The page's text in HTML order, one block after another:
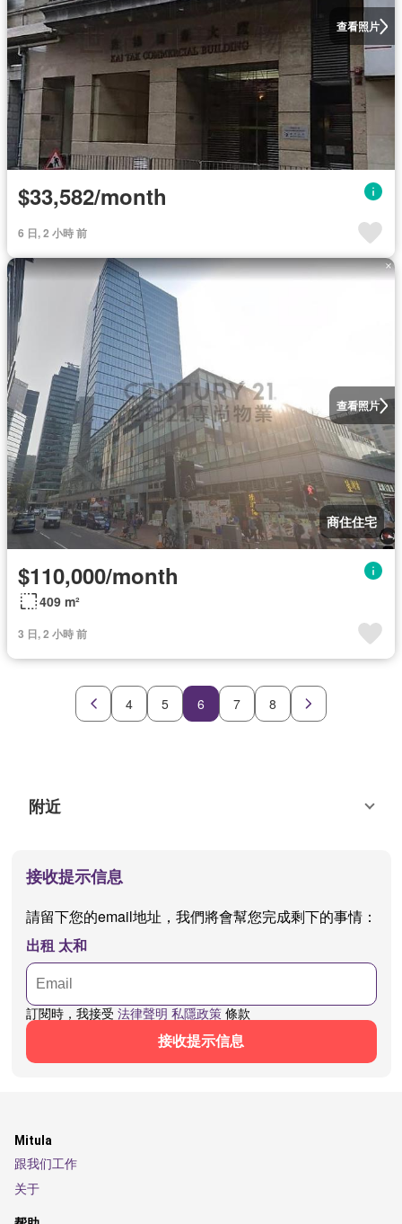
查看照片
$33,582/month
6 日, 2 小時 前
查看照片
商住住宅
$110,000/month
409 m²
3 日, 2 小時 前
4 5 6 7 8
附近
接收提示信息
請留下您的email地址，我們將會幫您完成剩下的事情：
出租 太和
訂閱時，我接受 法律聲明 私隱政策條款
接收提示信息
Mitula
跟我们工作
关于